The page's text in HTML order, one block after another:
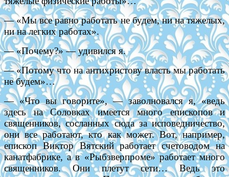
— «Мы все равно работать не будем, ни на тяжелых,
ни на легких работах».
— «Почему?» — удивился я.
— «Потому что на антихристову власть мы работать
не будем»…
— «Что вы говорите», — заволновался я, «ведь
здесь на Соловках имеется много епископов и
священников, сосланных сюда за исповедничество,
они все работают, кто как может. Вот, например,
епископ Виктор Вятский работает счетоводом на
канатфабрике, а в «Рыбзверпроме» работает много
священников. Они плетут сети… Ведь это